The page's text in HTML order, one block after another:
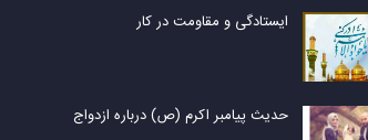
ایستادگی و مقاومت در کار
حدیث پیامبر اکرم (ص) درباره ازدواج